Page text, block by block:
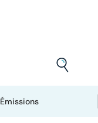
Émissions